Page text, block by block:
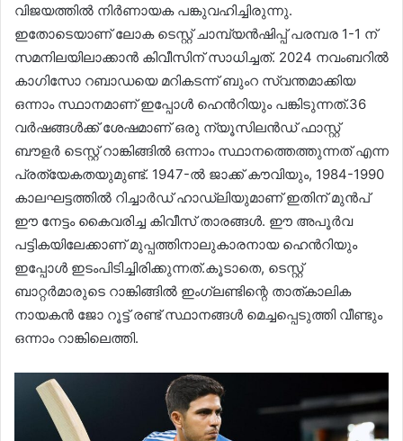
വിജയത്തിൽ നിർണായക പങ്കുവഹിച്ചിരുന്നു.
ഇതോടെയാണ് ലോക ടെസ്റ്റ് ചാമ്പ്യൻഷിപ്പ് പരമ്പര 1-1 ന്
സമനിലയിലാക്കാൻ കിവീസിന് സാധിച്ചത്. 2024 നവംബറിൽ
കാഗിസോ റബാഡയെ മറികടന്ന് ബുംറ സ്വന്തമാക്കിയ
ഒന്നാം സ്ഥാനമാണ് ഇപ്പോൾ ഹെൻറിയും പങ്കിടുന്നത്.36
വർഷങ്ങൾക്ക് ശേഷമാണ് ഒരു ന്യൂസിലൻഡ് ഫാസ്റ്റ്
ബൗളർ ടെസ്റ്റ് റാങ്കിങ്ങിൽ ഒന്നാം സ്ഥാനത്തെത്തുന്നത് എന്ന
പ്രത്യേകതയുമുണ്ട്. 1947-ൽ ജാക്ക് കൗവിയും, 1984-1990
കാലഘട്ടത്തിൽ റിച്ചാർഡ് ഹാഡ്‌ലിയുമാണ് ഇതിന് മുൻപ്
ഈ നേട്ടം കൈവരിച്ച കിവീസ് താരങ്ങൾ. ഈ അപൂർവ
പട്ടികയിലേക്കാണ് മുപ്പത്തിനാലുകാരനായ ഹെൻറിയും
ഇപ്പോൾ ഇടംപിടിച്ചിരിക്കുന്നത്.കൂടാതെ, ടെസ്റ്റ്
ബാറ്റർമാരുടെ റാങ്കിങ്ങിൽ ഇംഗ്ലണ്ടിന്റെ താത്കാലിക
നായകൻ ജോ റൂട്ട് രണ്ട് സ്ഥാനങ്ങൾ മെച്ചപ്പെടുത്തി വീണ്ടും
ഒന്നാം റാങ്കിലെത്തി.